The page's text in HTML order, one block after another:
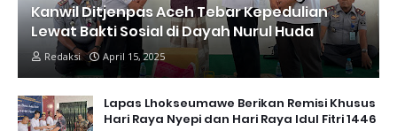
Kanwil Ditjenpas Aceh Tebar Kepedulian
Lewat Bakti Sosial di Dayah Nurul Huda
Redaksi April 15, 2025
Lapas Lhokseumawe Berikan Remisi Khusus
Hari Raya Nyepi dan Hari Raya Idul Fitri 1446